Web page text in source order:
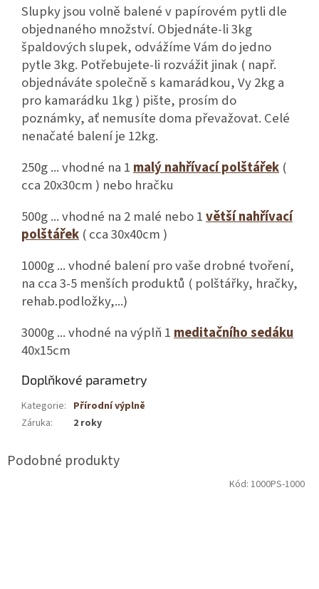
Slupky jsou volně balené v papírovém pytli dle
objednaného množství. Objednáte-li 3kg
špaldových slupek, odvážíme Vám do jedno
pytle 3kg. Potřebujete-li rozvážit jinak ( např.
objednáváte společně s kamarádkou, Vy 2kg a
pro kamarádku 1kg ) pište, prosím do
poznámky, ať nemusíte doma převažovat. Celé
nenačaté balení je 12kg.
250g ... vhodné na 1 malý nahřívací polštářek (
cca 20x30cm ) nebo hračku
500g ... vhodné na 2 malé nebo 1větší nahřívací
polštářek ( cca 30x40cm )
1000g ... vhodné balení pro vaše drobné tvoření,
na cca 3-5 menších produktů ( polštářky, hračky,
rehab.podložky,...)
3000g ... vhodné na výplň 1 meditačního sedáku
40x15cm
Doplňkové parametry
Kategorie: Přírodní výplně
Záruka: 2 roky
Kód: 1000PS-1000